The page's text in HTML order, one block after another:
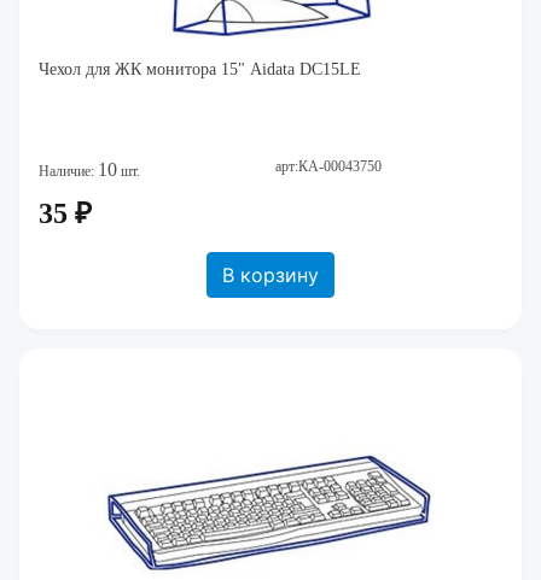
Чехол для ЖК монитора 15" Aidata DC15LE
Наличие: 10 шт. арт:КА-00043750
35 ₽
В корзину